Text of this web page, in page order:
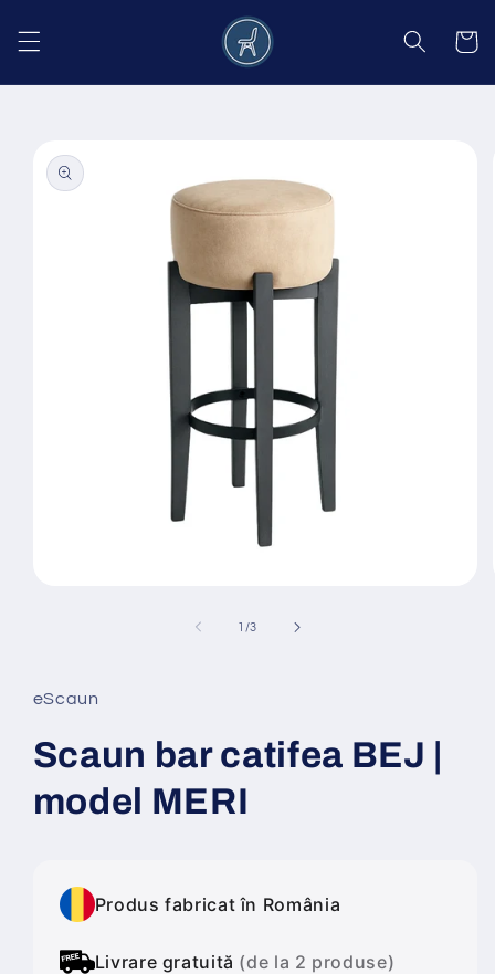
conținut
Coș
informațiile
despre
produs
fereastră
modală
1 /din
3
eScaun
Scaun bar catifea BEJ |
model MERI
Produs fabricat în România
Livrare gratuită (de la 2 produse)